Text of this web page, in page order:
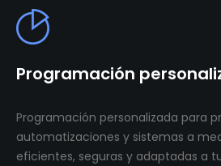
Programación
Programación personalizada para
automatizaciones y sistemas a
eficientes, seguras y adaptadas a